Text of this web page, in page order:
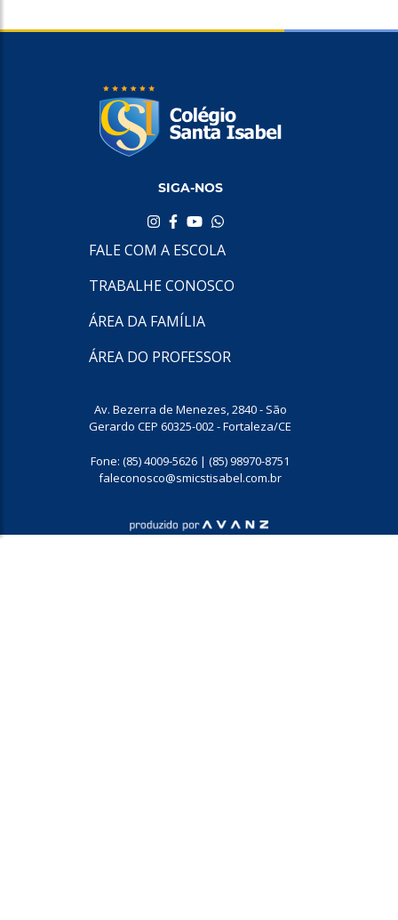
SIGA-NOS
FALE COM A ESCOLA
TRABALHE CONOSCO
ÁREA DA FAMÍLIA
ÁREA DO PROFESSOR
Av. Bezerra de Menezes, 2840 - São
Gerardo CEP 60325-002 - Fortaleza/CE
Fone: (85) 4009-5626 | (85) 98970-8751
faleconosco@smicstisabel.com.br